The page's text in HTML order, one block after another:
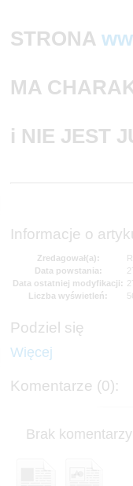
STRONA
MA
i NIE JEST
Informacje o
Zredagował(a):
Data powstania:
Data ostatniej modyfikacji:
Liczba wyświetleń:
Podziel się
Więcej
Komentarze (0):
Brak